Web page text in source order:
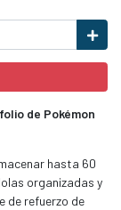
de Pokémon
hasta 60
organizadas y
de refuerzo de